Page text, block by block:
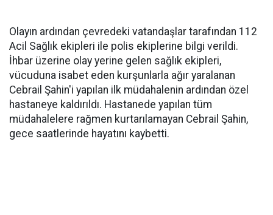
Olayın ardından çevredeki vatandaşlar tarafından 112
Acil Sağlık ekipleri ile polis ekiplerine bilgi verildi.
İhbar üzerine olay yerine gelen sağlık ekipleri,
vücuduna isabet eden kurşunlarla ağır yaralanan
Cebrail Şahin'i yapılan ilk müdahalenin ardından özel
hastaneye kaldırıldı. Hastanede yapılan tüm
müdahalelere rağmen kurtarılamayan Cebrail Şahin,
gece saatlerinde hayatını kaybetti.